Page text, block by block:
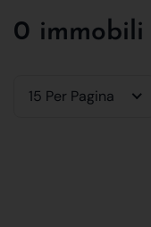
0
15 Per Pagina